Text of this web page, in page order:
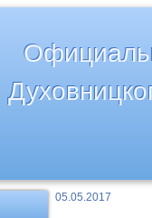
05.05.2017